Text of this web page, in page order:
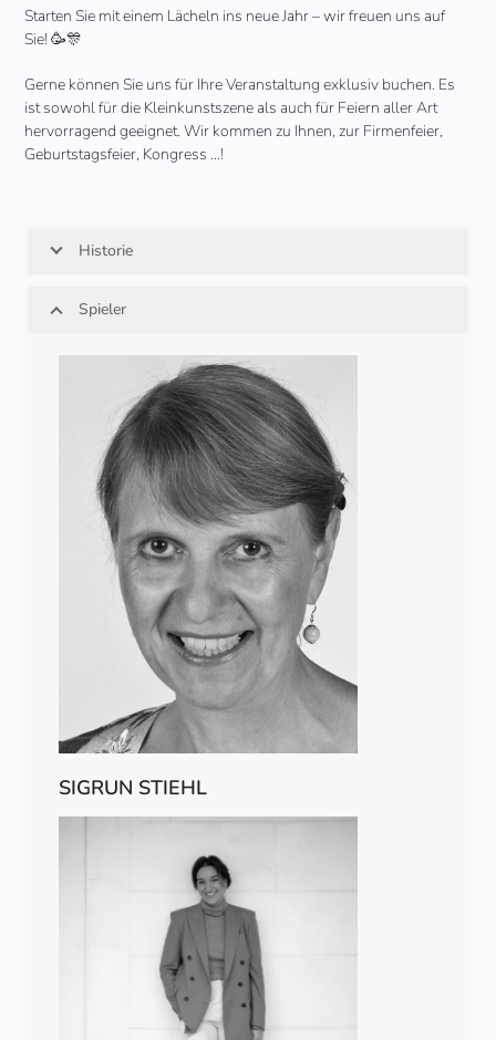
Starten Sie mit einem Lächeln ins neue Jahr – wir freuen uns auf
Sie! 🥳🎊
Gerne können Sie uns für Ihre Veranstaltung exklusiv buchen. Es
ist sowohl für die Kleinkunstszene als auch für Feiern aller Art
hervorragend geeignet. Wir kommen zu Ihnen, zur Firmenfeier,
Geburtstagsfeier, Kongress …!
Historie
Spieler
SIGRUN STIEHL